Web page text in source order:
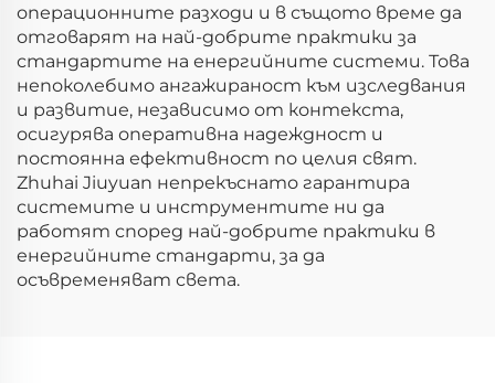
операционните разходи и в същото време да
отговарят на най-добрите практики за
стандартите на енергийните системи. Това
непоколебимо ангажираност към изследвания
и развитие, независимо от контекста,
осигурява оперативна надеждност и
постоянна ефективност по целия свят.
Zhuhai Jiuyuan непрекъснато гарантира
системите и инструментите ни да
работят според най-добрите практики в
енергийните стандарти, за да
осъвременяват света.